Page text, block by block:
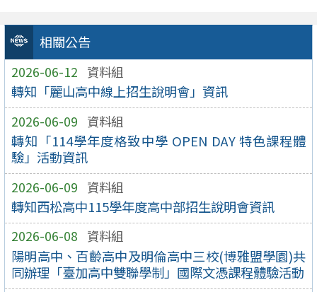
相關公告
2026-06-12 資料組
轉知「麗山高中線上招生說明會」資訊
2026-06-09 資料組
轉知「114學年度格致中學 OPEN DAY 特色課程體
驗」活動資訊
2026-06-09 資料組
轉知西松高中115學年度高中部招生說明會資訊
2026-06-08 資料組
陽明高中、百齡高中及明倫高中三校(博雅盟學園)共
同辦理「臺加高中雙聯學制」國際文憑課程體驗活動